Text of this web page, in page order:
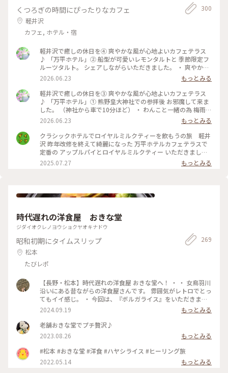
くつろぎの時間にぴったりなカフェ
軽井沢
カフェ, ホテル・宿
300
軽井沢で癒しの休日を④ 爽やかな風が心地よいカフェテラス
♪ 「万平ホテル」② 船型が可愛いレモンタルトと 季節限定フ
ルーツタルト。 シェアしながらいただきました。 ・ 爽やかな
風景を楽しみながら 贅沢なティータイムになりました。 #軽井
沢 #万平ホテル #万平ホテルカフェテラス #カフェテラス
2026.06.23
もっとみる
軽井沢で癒しの休日を③ 爽やかな風が心地よいカフェテラス
♪ 「万平ホテル」① 熊野皇大神社での参拝後 お邪魔して来ま
した。 （神社から車で10分ほど） ・ わんこと一緒の為 梅雨晴
れがほんとありがたく 軽井沢の爽やかな風を感じながら レモ
ンタルトとフルーツタルト おいしいティータイムに♡ ・ #軽
井沢 #万平ホテル#カフェテラス#万平ホテルカフェテラス
2026.06.23
もっとみる
クラシックホテルでロイヤルミルクティーを飲もうの旅 軽井
沢 昨年改修を終えて綺麗になった 万平ホテルカフェテラスで
定番の アップルパイとロイヤルミルクティー いただきました
かのジョン・レノン直伝といわれる ロイヤルミルクティーは
ミルクの マイルドさがありながらもスッキリと 紅茶葉の香り
ッキー缶を自分へのお土産に 買いました 綺麗！可愛い！そし
2025.07.27 もっとみる
時代遅れの洋食屋 おきな堂
ジダイオクレノヨウショクヤオキナドウ
昭和初期にタイムスリップ
松本
たびレポ
269
【長野・松本】時代遅れの洋食屋 おきな堂へ！ ・ ・ 女鳥羽川
沿いにある昔ながらの洋食屋さんです。 雰囲気がレトロでとっ
てもイイ感じ。 ・ 今回は、『ボルガライス』をいただきまし
た。 真ん中にオムライス左右にチキンカツとハヤシが乗って
います。 チキンカツには味がしっかりついていて、オムライス
との相性👍ハヤシも濃いめの味でオムライスとの相性👍とって
も美味しかったです☆ ・ このお店、友達が連れてきてくれた
んですが、私も誰かに紹介したいと思うお店でした。 ・ ・ #
松本市 #松本市ランチ #松本市ディナー #おきな堂 #ボルガラ
イス #松本城周辺 #松本駅周辺
2024.09.19
もっとみる
老舗おきな堂でプチ贅沢♪
2023.08.26
もっとみる
#松本 #おきな堂 #洋食 #ハヤシライス #ヒーリング旅
2022.05.14
もっとみる